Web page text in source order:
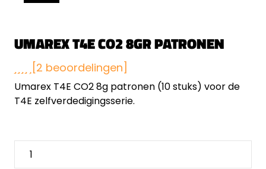
UMAREX T4E CO2 8GR PATRONEN
[2 beoordelingen]
Umarex T4E CO2 8g patronen (10 stuks) voor de
T4E zelfverdedigingsserie.